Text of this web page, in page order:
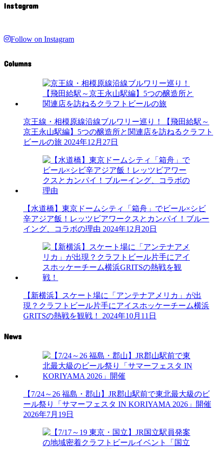
Instagram
Follow on Instagram
Columns
京王線・相模原線沿線ブルワリー巡り！【飛田給駅～
京王永山駅編】5つの醸造所と関連店を訪ねるクラフト
ビールの旅 2024年12月27日
【水道橋】東京ドームシティ「箱舟」でビール×シビ
辛アジア飯！レッツビアワークスとカンパイ！ブルー
イング、コラボの理由 2024年12月20日
【新横浜】スケート場に「アンテナアメリカ」が出
現？クラフトビール片手にアイスホッケーチーム横浜
GRITSの熱戦を観戦！
2024年10月11日
News
【7/24～26 福島・郡山】JR郡山駅前で東北最大級のビ
ール祭り「サマーフェスタ IN KORIYAMA 2026」開催
2026年7月19日